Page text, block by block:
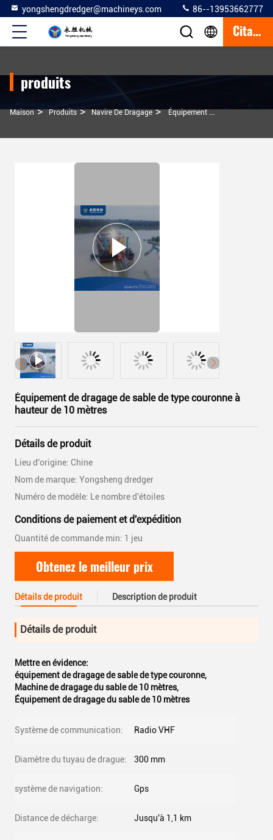
yongshengdredger@machineys.com 86--13953662777
Citation
produits
Maison > Produits > Navire De Dragage > Équipement De Dragage De Sable De Type Couronne À Hauteur De 10 Mètres
Équipement de dragage de sable de type couronne à
hauteur de 10 mètres
Détails de produit
Lieu d'origine: Chine
Nom de marque: Yongsheng dredger
Numéro de modèle: Le nombre d'étoiles
Conditions de paiement et d'expédition
Quantité de commande min: 1 jeu
Obtenez le meilleur prix
Détails de produit Description de produit
Détails de produit
Mettre en évidence:
équipement de dragage de sable de type couronne,
Machine de dragage du sable de 10 mètres,
Équipement de dragage du sable de 10 mètres
Système de communication: Radio VHF
Diamètre du tuyau de drague: 300 mm
système de navigation: Gps
Distance de décharge: Jusqu'à 1,1 km